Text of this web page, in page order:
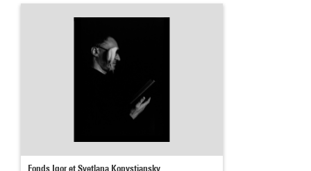
Fonds Igor et Svetlana Kopystiansky